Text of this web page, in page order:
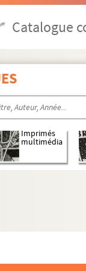
Catalogue
Imprimés
multimédia
Empire Romain
française en
d'Alsace
divers
de la Révolution en
verbaux de